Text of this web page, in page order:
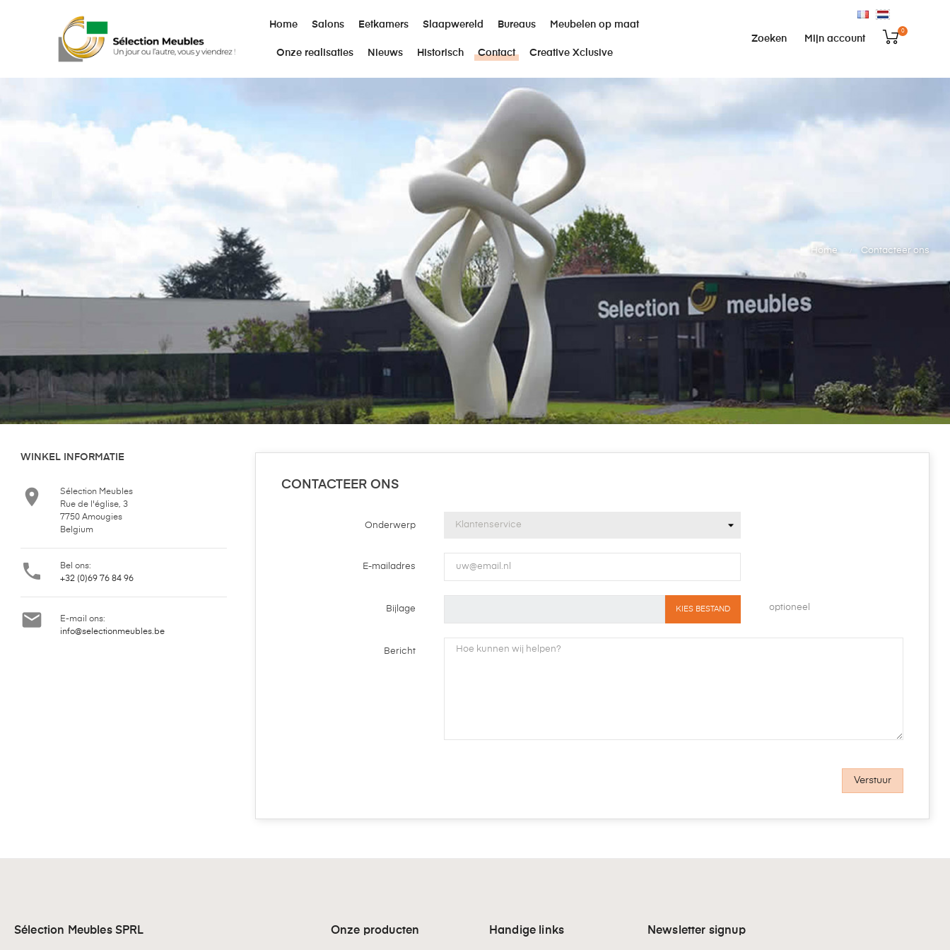
Home Salons Eetkamers Slaapwereld Bureaus Meubelen op maat
Onze realisaties Nieuws Historisch Contact Creative Xclusive
0
Mijn account
Zoeken
Home Contacteer ons
WINKEL INFORMATIE

Sélection Meubles
Rue de l'église, 3
7750 Amougies
Belgium

Bel ons:
+32 (0)69 76 84 96

E-mail ons:
info@selectionmeubles.be
CONTACTEER ONS
Onderwerp
E-mailadres
Bijlage KIES BESTAND optioneel
Bericht
Sélection Meubles SPRL Onze producten Handige links Newsletter signup